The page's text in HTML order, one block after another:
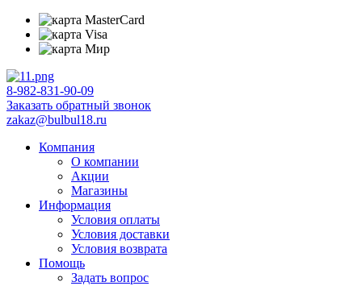
8-982-831-90-09
Заказать обратный звонок
zakaz@bulbul18.ru
Компания
О компании
Акции
Магазины
Информация
Условия оплаты
Условия доставки
Условия возврата
Помощь
Задать вопрос